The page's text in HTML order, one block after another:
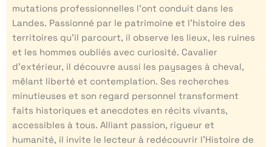
mutations professionnelles l’ont conduit dans les
Landes. Passionné par le patrimoine et l’histoire des
territoires qu’il parcourt, il observe les lieux, les ruines
et les hommes oubliés avec curiosité. Cavalier
d’extérieur, il découvre aussi les paysages à cheval,
mêlant liberté et contemplation. Ses recherches
minutieuses et son regard personnel transforment
faits historiques et anecdotes en récits vivants,
accessibles à tous. Alliant passion, rigueur et
humanité, il invite le lecteur à redécouvrir l’Histoire de